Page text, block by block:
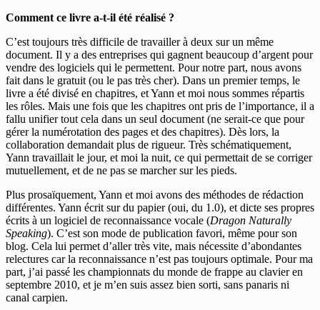
Comment ce livre a-t-il été réalisé ?
C’est toujours très difficile de travailler à deux sur un même
document. Il y a des entreprises qui gagnent beaucoup d’argent pour
vendre des logiciels qui le permettent. Pour notre part, nous avons
fait dans le gratuit (ou le pas très cher). Dans un premier temps, le
livre a été divisé en chapitres, et Yann et moi nous sommes répartis
les rôles. Mais une fois que les chapitres ont pris de l’importance, il a
fallu unifier tout cela dans un seul document (ne serait-ce que pour
gérer la numérotation des pages et des chapitres). Dès lors, la
collaboration demandait plus de rigueur. Très schématiquement,
Yann travaillait le jour, et moi la nuit, ce qui permettait de se corriger
mutuellement, et de ne pas se marcher sur les pieds.
Plus prosaïquement, Yann et moi avons des méthodes de rédaction
différentes. Yann écrit sur du papier (oui, du 1.0), et dicte ses propres
écrits à un logiciel de reconnaissance vocale (Dragon Naturally
Speaking). C’est son mode de publication favori, même pour son
blog. Cela lui permet d’aller très vite, mais nécessite d’abondantes
relectures car la reconnaissance n’est pas toujours optimale. Pour ma
part, j’ai passé les championnats du monde de frappe au clavier en
septembre 2010, et je m’en suis assez bien sorti, sans panaris ni
canal carpien.